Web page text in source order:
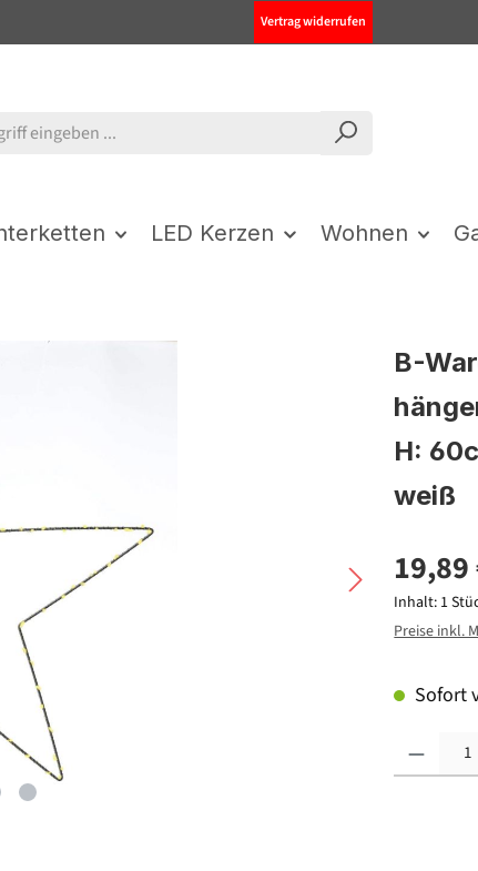
Vertrag widerrufen
LED Kerzen Wohnen
B-
H:
weiß
Inhalt: 1
Preise inkl.
Sofort